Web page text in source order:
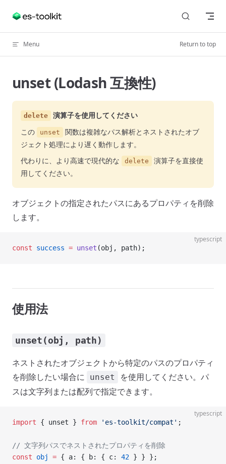
Skip to content
Menu Return to top
unset (Lodash 互換性)
delete
演算子を使用してください
この
unset
関数は複雑なパス解析とネストされたオブ
ジェクト処理により遅く動作します。
代わりに、より高速で現代的な
delete
演算子を直接使
用してください。
オブジェクトの指定されたパスにあるプロパティを削除
します。
typescript
const success = unset (obj, path);
使用法
unset(obj, path)
ネストされたオブジェクトから特定のパスのプロパティ
を削除したい場合に
unset
を使用してください。パ
スは文字列または配列で指定できます。
typescript
import { unset } from 'es-toolkit/compat' ;
// 文字列パスでネストされたプロパティを削除
const obj = { a: { b: { c: 42 } } };